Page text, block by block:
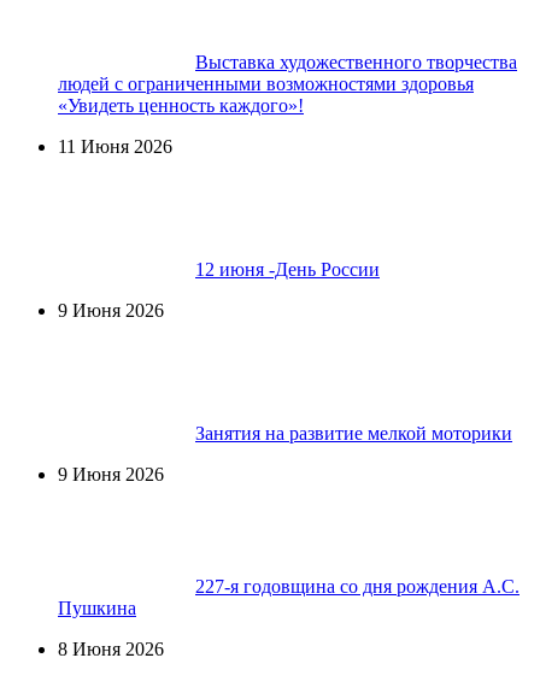
Выставка художественного творчества
людей с ограниченными возможностями здоровья
«Увидеть ценность каждого»!
11 Июня 2026
12 июня -День России
9 Июня 2026
Занятия на развитие мелкой моторики
9 Июня 2026
227-я годовщина со дня рождения А.С.
Пушкина
8 Июня 2026